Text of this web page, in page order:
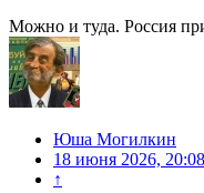
Можно и туда. Россия
Юша Могилкин
18 июня 2026, 20:08
↑